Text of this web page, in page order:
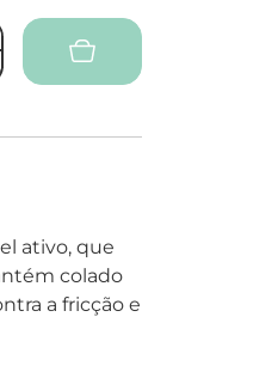
ativo, que
colado
a fricção e